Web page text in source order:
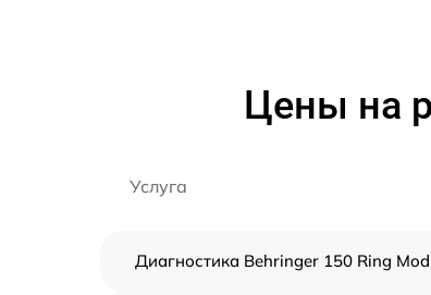
Цены на
Услуга
Диагностика Behringer 150 Ring Mod